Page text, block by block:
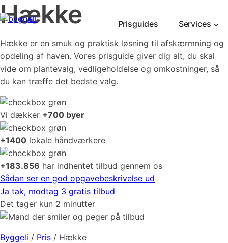
Prisguides Services
Hække
Hække er en smuk og praktisk løsning til afskærmning og
opdeling af haven. Vores prisguide giver dig alt, du skal
vide om plantevalg, vedligeholdelse og omkostninger, så
du kan træffe det bedste valg.
Vi dækker +700 byer
+1400 lokale håndværkere
+183.856 har indhentet tilbud gennem os
Sådan ser en god opgavebeskrivelse ud
Ja tak, modtag 3 gratis tilbud
Det tager kun 2 minutter
Byggeli / Pris / Hække